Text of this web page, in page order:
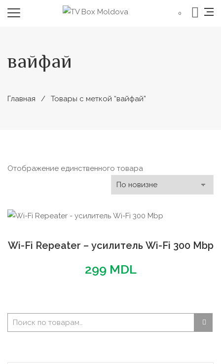
0
вайфай
Главная Товары с меткой “вайфай”
Отображение единственного товара
Wi-Fi Repeater – усилитель Wi-Fi 300 Mbp
299 MDL